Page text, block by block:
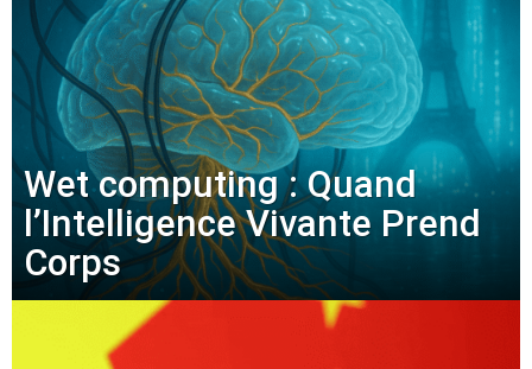
Wet computing : Quand
l’Intelligence Vivante Prend
Corps